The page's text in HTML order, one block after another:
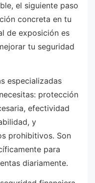
el siguiente paso
concreta en tu
de exposición es
tu seguridad
especializadas
protección
efectividad
y
prohibitivos. Son
para
diariamente.